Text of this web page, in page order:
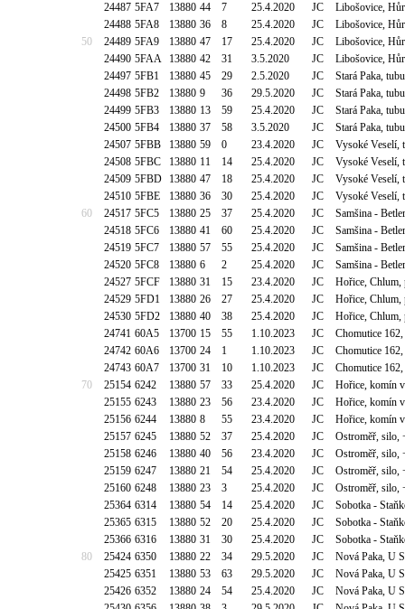
24487 5FA7 13880 44 7 25.4.2020 JC
Libošovice,
24488 5FA8 13880 36 8 25.4.2020 JC
Libošovice,
50
24489 5FA9 13880 47 17 25.4.2020 JC
Libošovice,
24490 5FAA 13880 42 31 3.5.2020 JC
Libošovice,
24497 5FB1 13880 45 29 2.5.2020 JC
Stará Paka,
24498 5FB2 13880 9 36 29.5.2020 JC
Stará Paka,
24499 5FB3 13880 13 59 25.4.2020 JC
Stará Paka,
24500 5FB4 13880 37 58 3.5.2020 JC
Stará Paka,
24507 5FBB 13880 59 0 23.4.2020 JC
Vysoké Veselí,
24508 5FBC 13880 11 14 25.4.2020 JC
Vysoké Veselí,
24509 5FBD 13880 47 18 25.4.2020 JC
Vysoké Veselí,
24510 5FBE 13880 36 30 25.4.2020 JC
Vysoké Veselí,
60
24517 5FC5 13880 25 37 25.4.2020 JC
Samšina -
24518 5FC6 13880 41 60 25.4.2020 JC
Samšina -
24519 5FC7 13880 57 55 25.4.2020 JC
Samšina -
24520 5FC8 13880 6 2 25.4.2020 JC
Samšina -
24527 5FCF 13880 31 15 23.4.2020 JC
Hořice, Chlum,
24529 5FD1 13880 26 27 25.4.2020 JC
Hořice, Chlum,
24530 5FD2 13880 40 38 25.4.2020 JC
Hořice, Chlum,
24741 60A5 13700 15 55 1.10.2023 JC
Chomutice
24742 60A6 13700 24 1 1.10.2023 JC
Chomutice
24743 60A7 13700 31 10 1.10.2023 JC
Chomutice
70
25154 6242 13880 57 33 25.4.2020 JC
Hořice, komín
25155 6243 13880 23 56 23.4.2020 JC
Hořice, komín
25156 6244 13880 8 55 23.4.2020 JC
Hořice, komín
25157 6245 13880 52 37 25.4.2020 JC
Ostroměř, silo,
25158 6246 13880 40 56 23.4.2020 JC
Ostroměř, silo,
25159 6247 13880 21 54 25.4.2020 JC
Ostroměř, silo,
25160 6248 13880 23 3 25.4.2020 JC
Ostroměř, silo,
25364 6314 13880 54 14 25.4.2020 JC
Sobotka -
25365 6315 13880 52 20 25.4.2020 JC
Sobotka -
25366 6316 13880 31 30 25.4.2020 JC
Sobotka -
80
25424 6350 13880 22 34 29.5.2020 JC
Nová Paka, U
25425 6351 13880 53 63 29.5.2020 JC
Nová Paka, U
25426 6352 13880 24 54 25.4.2020 JC
Nová Paka, U